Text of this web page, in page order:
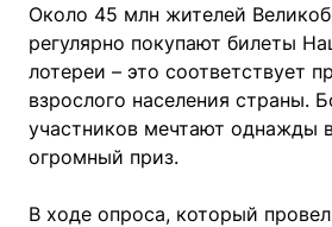
Около 45 млн жителей
регулярно покупают билеты
лотереи – это соответствует
взрослого населения страны.
участников мечтают однажды
огромный приз.
В ходе опроса, который